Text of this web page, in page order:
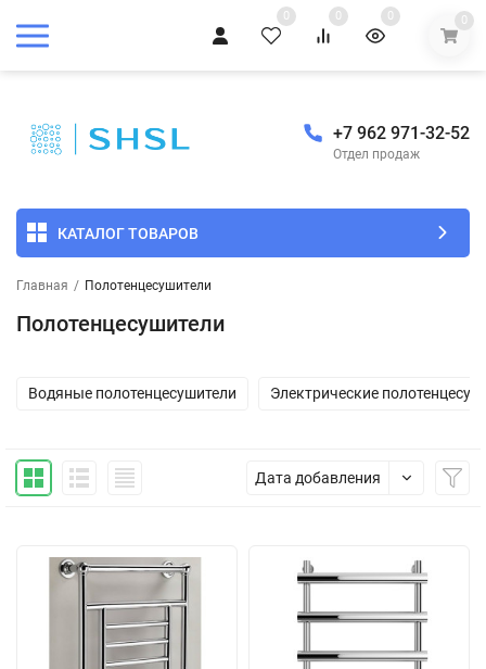
0 0 0 0
+7 962 971-32-52
Отдел продаж
КАТАЛОГ ТОВАРОВ
Главная / Полотенцесушители
Полотенцесушители
Водяные полотенцесушители Электрические
Дата добавления